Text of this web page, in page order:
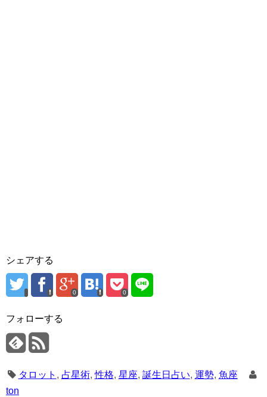
シェアする
0 0
フォローする
タロット , 占星術,性格, 星座, 誕生日占い, 運勢, 魚座
ton